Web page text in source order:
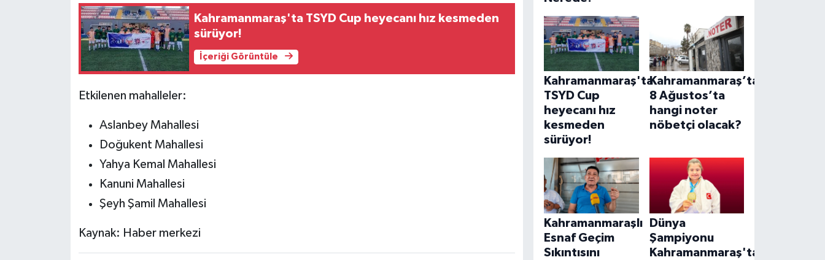
Kahramanmaraş'ta TSYD Cup heyecanı hız kesmeden
sürüyor!
İçeriği Görüntüle
Etkilenen mahalleler:
Aslanbey Mahallesi
Doğukent Mahallesi
Yahya Kemal Mahallesi
Kanuni Mahallesi
Şeyh Şamil Mahallesi
Kaynak: Haber merkezi
Kahramanmaraş'ta
TSYD Cup
heyecanı hız
kesmeden
sürüyor!
Kahramanmaraş’ta
8 Ağustos’ta
hangi noter
nöbetçi olacak?
Kahramanmaraşlı
Esnaf Geçim
Sıkıntısını
Dünya
Şampiyonu
Kahramanmaraş'tan!